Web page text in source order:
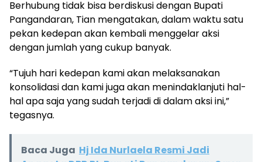
Berhubung tidak bisa berdiskusi dengan Bupati
Pangandaran, Tian mengatakan, dalam waktu satu
pekan kedepan akan kembali menggelar aksi
dengan jumlah yang cukup banyak.
“Tujuh hari kedepan kami akan melaksanakan
konsolidasi dan kami juga akan menindaklanjuti hal-
hal apa saja yang sudah terjadi di dalam aksi ini,”
tegasnya.
Baca Juga Hj Ida Nurlaela Resmi Jadi